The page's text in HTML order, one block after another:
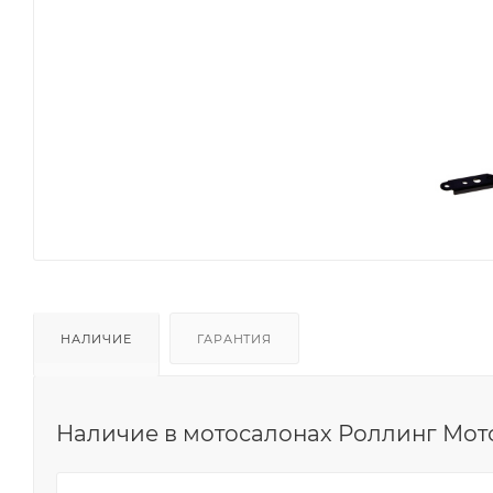
НАЛИЧИЕ ГАРАНТИЯ
Наличие в мотосалонах Роллинг